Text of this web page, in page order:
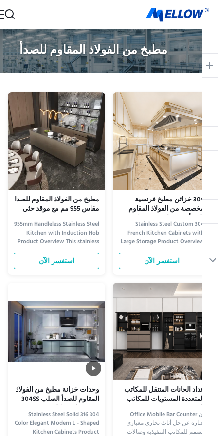
مطبخ من الفولاذ المقاوم للصدأ
304 خزائن مطبخ فرنسية
من الفولاذ المقاوم
مع مساحة تخزين كبيرة
304 Stainless Steel Custom
French Kitchen Cabinets
Large Storage Product
1. Luxury French
PositioningDesigned for
homes, villas, model
combining French
with stainless steel durability.
استفسر الآن
مطبخ من الفولاذ المقاوم للصدأ
مقاس 955 مم مع موقد حثي
955mm Handleless Stainless Steel
Kitchen with Induction Hob
Product Overview This stainless
steel kitchen uses a modular
cabinet system that combines
cooking, washing, refrigeration,
one coordinated layout.
Available units include an
induction hob cabinet, drawer ...
استفسر الآن
الحانات المتنقل للمكاتب
المستويات للمكاتب
إن Office Mobile Bar Counter
عن حل أثاث تجاري معياري
للمكاتب التنفيذية وصالات
وحدات خزانة مطبخ من الفولاذ
المقاوم للصدأ الصلب 304SS
304 316 Stainless Steel Solid
Color Elegant Modern L - Shaped
Kitchen Cabinets Product